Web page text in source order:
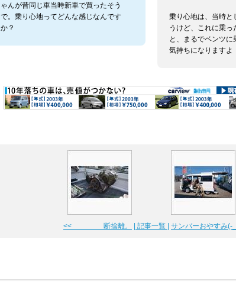
ゃんが昔同じ車当時新車で買ったそう
で。乗り心地ってどんな感じなんです
か？
乗り心地は、当時と
うけど、これに乗っ
と、まるでベンツに
気持ちになりますよ
<< 断捨離。 | 記事一覧 | サンバーおやすみ(-